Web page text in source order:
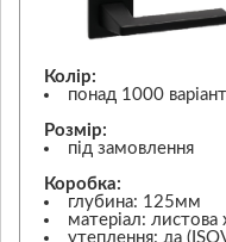
Колір:
понад 1000
Розмір:
під замовлення
Коробка:
глубина: 125мм
матеріал:
утеплення: да